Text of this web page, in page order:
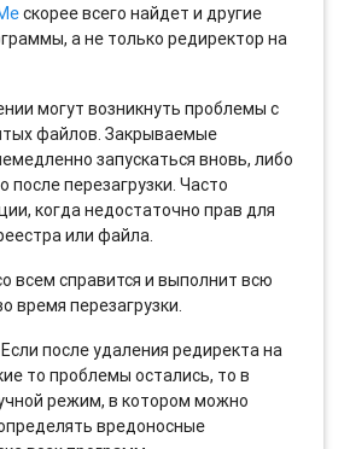
скорее всего найдет и другие
а не только редиректор на
могут возникнуть проблемы с
файлов. Закрываемые
запускаться вновь, либо
после перезагрузки. Часто
когда недостаточно прав для
или файла.
всем справится и выполнит всю
время перезагрузки.
после удаления редиректа на
то проблемы остались, то в
режим, в котором можно
вредоносные